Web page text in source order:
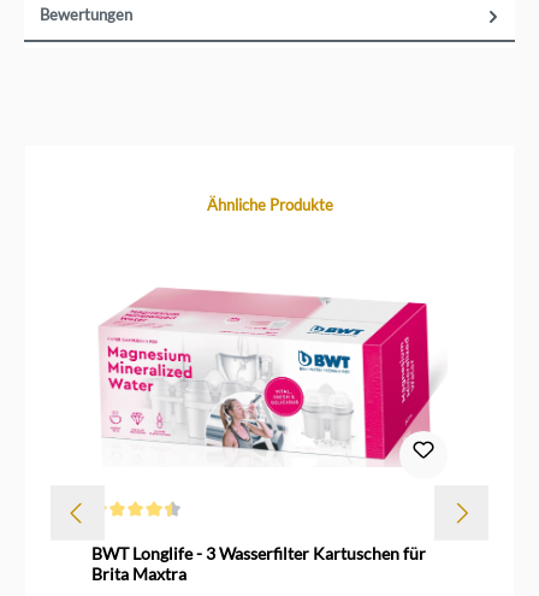
Bewertungen
Produktgalerie überspringenÄhnliche Produkte
BWT Longlife - 3 Wasserfilter Kartuschen für
Brita Maxtra